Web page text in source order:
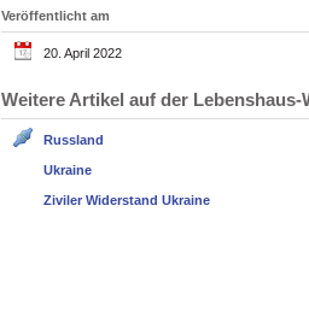
Veröffentlicht am
20. April 2022
Weitere Artikel auf der
Russland
Ukraine
Ziviler Widerstand Ukraine